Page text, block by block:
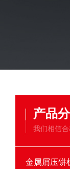
产品
我们相信
金属屑压饼